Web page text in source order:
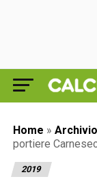
Home » Archivio
portiere
2019